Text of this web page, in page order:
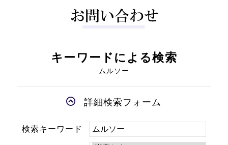
キーワードによる検索
ムルソー
詳細検索フォーム
検索キーワード